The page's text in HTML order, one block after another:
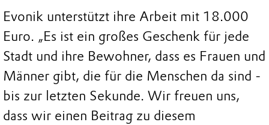
Evonik unterstützt ihre Arbeit mit 18.000
Euro. „Es ist ein großes Geschenk für jede
Stadt und ihre Bewohner, dass es Frauen und
Männer gibt, die für die Menschen da sind -
bis zur letzten Sekunde. Wir freuen uns,
dass wir einen Beitrag zu diesem